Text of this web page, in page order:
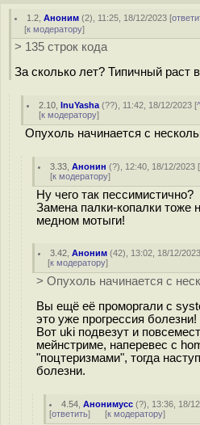
1.2 ,Аноним (2), 11:25, 18/12/2023 [
[к модератору]
> 135 строк кода
За сколько лет? Типичный раст
2.10 ,InuYasha (??), 11:42, 18/12/2023 [
[к модератору]
Опухоль начинается с
3.33 ,Анонин (?), 12:40, 18/12/2023 [
[к модератору]
Ну чего так пессимистично?
Замена палки-копалки тоже
медном мотыги!
3.42 ,Аноним (42), 13:02, 18/12/
[к модератору]
> Опухоль начинается с
Вы ещё её проморгали с
это уже прогрессия болезни!
Вот uki подвезут и
мейнстриме, наперевес с
"поцтеризмами", тогда
болезни.
4.54 ,Анонимусс (?), 13:36, 18/
[ответить] [к модератору]